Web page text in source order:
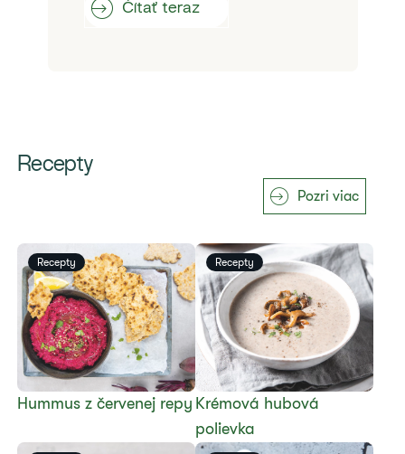
Čítať teraz
Recepty
Pozri viac
Hummus z červenej repy
Recepty
​Krémová hubová
polievka
Recepty